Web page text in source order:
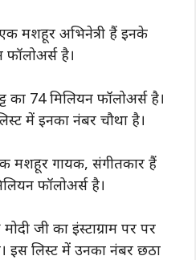
एक मशहूर अभिनेत्री हैं इनके
फॉलोअर्स है।
का 74 मिलियन फॉलोअर्स है।
में इनका नंबर चौथा है।
मशहूर गायक, संगीतकार हैं
फॉलोअर्स है।
मोदी जी का इंस्टाग्राम पर पर
इस लिस्ट में उनका नंबर छठा